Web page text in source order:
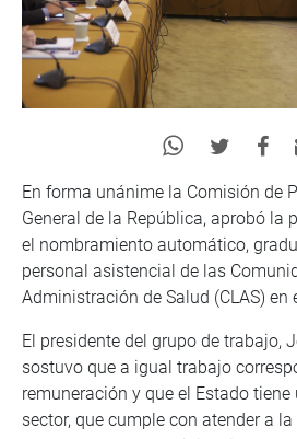
En forma unánime la Comisión de
General de la República, aprobó la
el nombramiento automático,
personal asistencial de las
Administración de Salud (CLAS) en
El presidente del grupo de trabajo,
sostuvo que a igual trabajo
remuneración y que el Estado
sector, que cumple con atender a